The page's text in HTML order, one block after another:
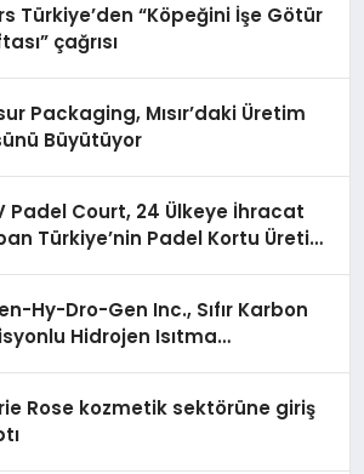
Türkiye’den “Köpeğini İşe Götür
çağrısı
Packaging, Mısır’daki Üretim
Büyütüyor
Padel Court, 24 Ülkeye İhracat
Türkiye’nin Padel Kortu Üretim
Hy-Dro-Gen Inc., Sıfır Karbon
Hidrojen Isıtma
Rose kozmetik sektörüne giriş